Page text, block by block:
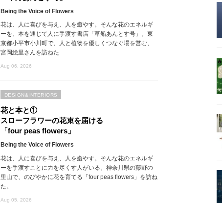
Being the Voice of Flowers
花は、人に喜びを与え、人を癒やす。そんな花のエネルギ
ーを、本を通じて人に手渡す書店「草船あんとす号」。東
京都小平市小川町で、人と植物を優しくつなぐ場を営む、
宮岡絵里さんを訪ねた
Aug 06, 2026
花と本と①
スローフラワーの花束を届ける
「four peas flowers」
Being the Voice of Flowers
花は、人に喜びを与え、人を癒やす。そんな花のエネルギ
ーを手渡すことに力を尽くす人がいる。神奈川県の藤野の
里山で、のびやかに花を育てる「four peas flowers」を訪ね
た。
Aug 05, 2026
DESIGN&INTERIORS